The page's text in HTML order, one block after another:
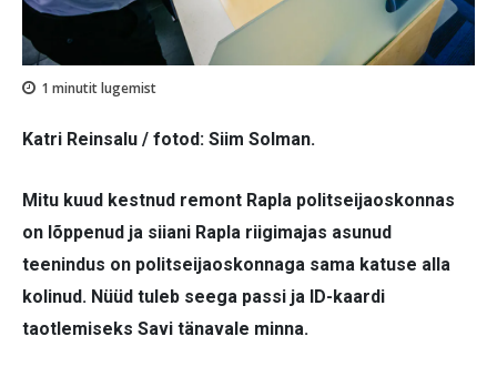
1 minutit lugemist
Katri Reinsalu / fotod: Siim Solman.
Mitu kuud kestnud remont Rapla politseijaoskonnas
on lõppenud ja siiani Rapla riigimajas asunud
teenindus on politseijaoskonnaga sama katuse alla
kolinud. Nüüd tuleb seega passi ja ID-kaar­di
taotlemiseks Savi tänavale minna.